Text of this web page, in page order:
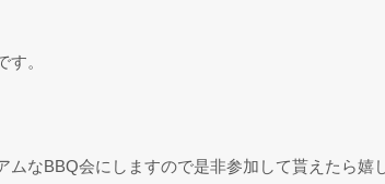
。
なBBQ会にしますので是非参加して貰えたら嬉